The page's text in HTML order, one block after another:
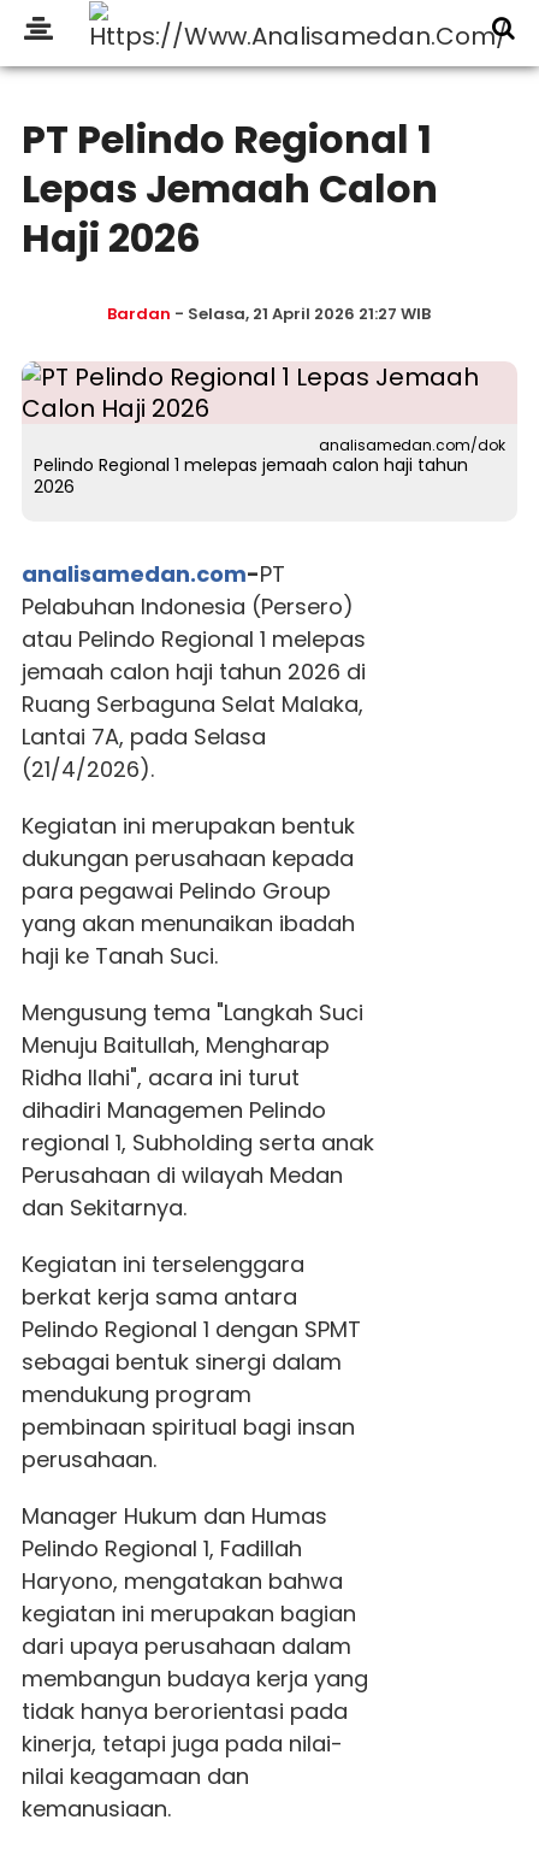
PT Pelindo Regional 1
Lepas Jemaah Calon
Haji 2026
Bardan - Selasa, 21 April 2026 21:27 WIB
analisamedan.com/dok
Pelindo Regional 1 melepas jemaah calon haji tahun
2026
analisamedan.com-PT
Pelabuhan Indonesia (Persero)
atau Pelindo Regional 1 melepas
jemaah calon haji tahun 2026 di
Ruang Serbaguna Selat Malaka,
Lantai 7A, pada Selasa
(21/4/2026).
Kegiatan ini merupakan bentuk
dukungan perusahaan kepada
para pegawai Pelindo Group
yang akan menunaikan ibadah
haji ke Tanah Suci.
Mengusung tema "Langkah Suci
Menuju Baitullah, Mengharap
Ridha Ilahi", acara ini turut
dihadiri Managemen Pelindo
regional 1, Subholding serta anak
Perusahaan di wilayah Medan
dan Sekitarnya.
Kegiatan ini terselenggara
berkat kerja sama antara
Pelindo Regional 1 dengan SPMT
sebagai bentuk sinergi dalam
mendukung program
pembinaan spiritual bagi insan
perusahaan.
Manager Hukum dan Humas
Pelindo Regional 1, Fadillah
Haryono, mengatakan bahwa
kegiatan ini merupakan bagian
dari upaya perusahaan dalam
membangun budaya kerja yang
tidak hanya berorientasi pada
kinerja, tetapi juga pada nilai-
nilai keagamaan dan
kemanusiaan.